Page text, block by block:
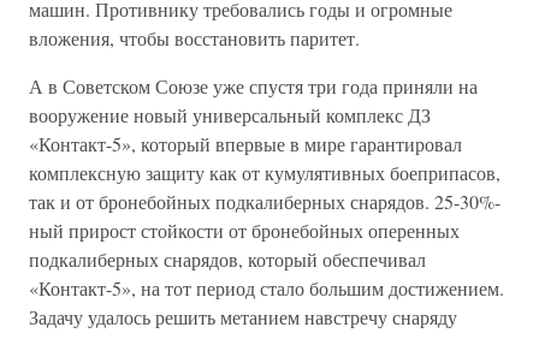
машин. Противнику требовались годы и огромные
вложения, чтобы восстановить паритет.
А в Советском Союзе уже спустя три года приняли на
вооружение новый универсальный комплекс ДЗ
«Контакт-5», который впервые в мире гарантировал
комплексную защиту как от кумулятивных боеприпасов,
так и от бронебойных подкалиберных снарядов. 25-30%-
ный прирост стойкости от бронебойных оперенных
подкалиберных снарядов, который обеспечивал
«Контакт-5», на тот период стало большим достижением.
Задачу удалось решить метанием навстречу снаряду